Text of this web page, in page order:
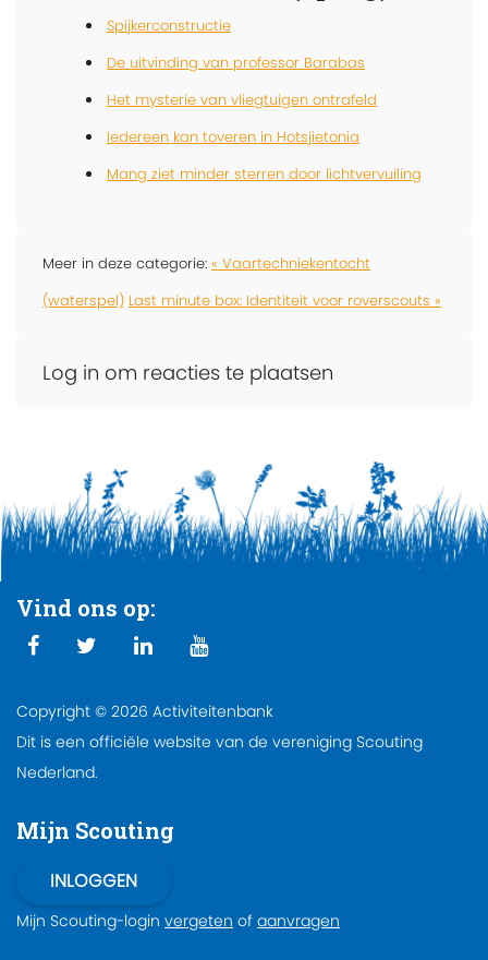
Spijkerconstructie
De uitvinding van professor Barabas
Het mysterie van vliegtuigen ontrafeld
Iedereen kan toveren in Hotsjietonia
Mang ziet minder sterren door lichtvervuiling
Meer in deze categorie: « Vaartechniekentocht
(waterspel) Last minute box: Identiteit voor roverscouts »
Log in om reacties te plaatsen
Vind ons op:
Copyright © 2026 Activiteitenbank
Dit is een officiële website van de vereniging Scouting
Nederland.
Mijn Scouting
Mijn Scouting-login vergeten of aanvragen